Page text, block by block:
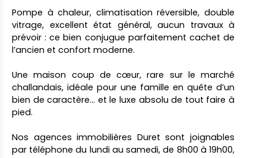
Pompe à chaleur, climatisation réversible, double
vitrage, excellent état général, aucun travaux à
prévoir : ce bien conjugue parfaitement cachet de
l’ancien et confort moderne.
Une maison coup de cœur, rare sur le marché
challandais, idéale pour une famille en quête d’un
bien de caractère… et le luxe absolu de tout faire à
pied.
Nos agences immobilières Duret sont joignables
par téléphone du lundi au samedi, de 8h00 à 19h00,